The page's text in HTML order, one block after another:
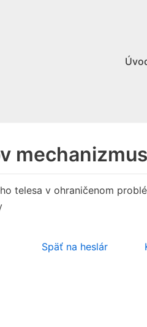
mechanizmus
telesa v ohraničenom
Späť na heslár